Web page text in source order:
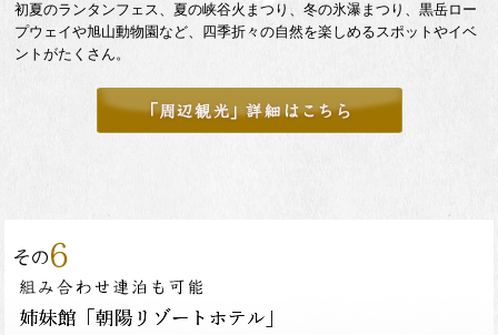
初夏のランタンフェス、夏の峡谷火まつり、冬の氷瀑まつり、黒岳ロー
プウェイや旭山動物園など、四季折々の自然を楽しめるスポットやイベ
ントがたくさん。